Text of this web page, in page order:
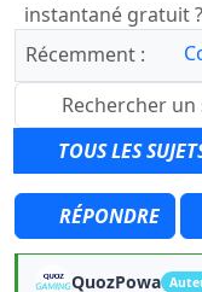
instantané gratuit ?
Récemment :
TOUS LES
RÉPONDRE
QuozPowa